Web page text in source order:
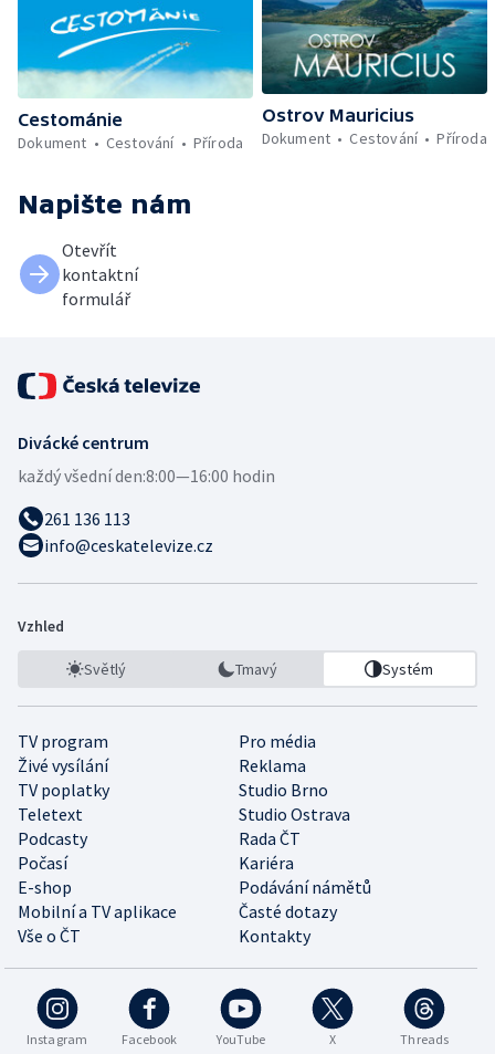
Cestománie
Dokument
Cestování Příroda
Ostrov Mauricius
Dokument
Cestování Příroda
Napište nám
Otevřít
kontaktní
formulář
Divácké centrum
každý všední den:8:00—16:00 hodin
261 136 113
info@ceskatelevize.cz
Vzhled
Světlý Tmavý Systém
TV program
Pro média
Živé vysílání
Reklama
TV poplatky
Studio Brno
Teletext
Studio Ostrava
Podcasty
Rada ČT
Počasí
Kariéra
E-shop
Podávání námětů
Mobilní a TV aplikace
Časté dotazy
Vše o ČT
Kontakty
Instagram Facebook YouTube X Threads